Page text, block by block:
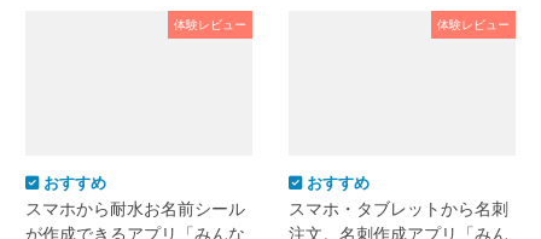
体験レビュー
おすすめ
スマホから耐水お名前シール
が作成できるアプリ「みんな
体験レビュー
おすすめ
スマホ・タブレットから名刺
注文。名刺作成アプリ「みん